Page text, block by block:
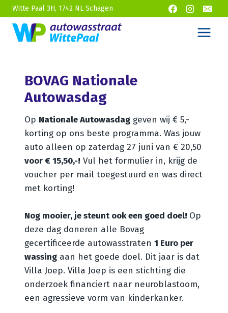
Doorgaan
naar
inhoud
Witte Paal 3H, 1742 NL Schagen
BOVAG Nationale
Autowasdag
Op Nationale Autowasdag geven wij € 5,-
korting op ons beste programma. Was jouw
auto alleen op zaterdag 27 juni van € 20,50
voor € 15,50,-! Vul het formulier in, krijg de
voucher per mail toegestuurd en was direct
met korting!
Nog mooier, je steunt ook een goed doel! Op
deze dag doneren alle Bovag
gecertificeerde autowasstraten 1 Euro per
wassing aan het goede doel. Dit jaar is dat
Villa Joep. Villa Joep is een stichting die
onderzoek financiert naar neuroblastoom,
een agressieve vorm van kinderkanker.